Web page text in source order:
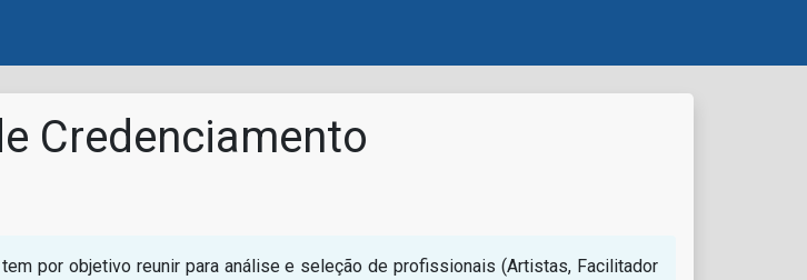
Credenciamento
por objetivo reunir para análise e seleção de profissionais (Artistas, Facilitador